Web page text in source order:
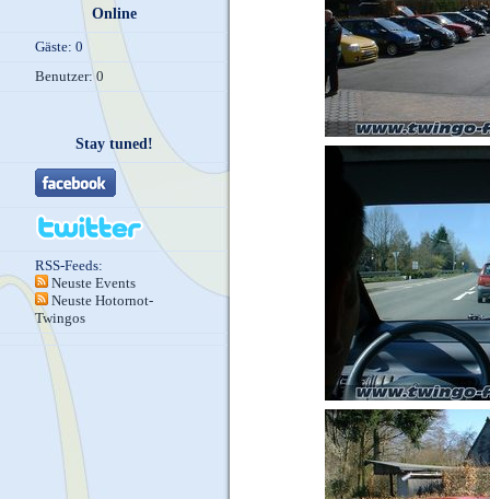
Online
Gäste: 0
Benutzer: 0
Stay tuned!
RSS-Feeds:
Neuste Events
Neuste Hotornot-
Twingos